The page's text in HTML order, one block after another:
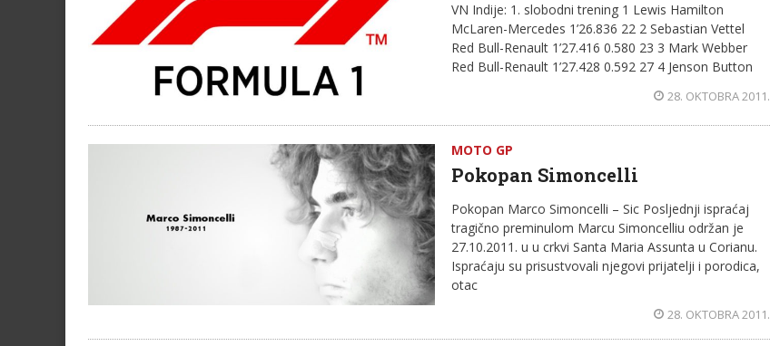
VN Indije: 1. slobodni trening 1 Lewis Hamilton
McLaren-Mercedes 1’26.836 22 2 Sebastian Vettel
Red Bull-Renault 1’27.416 0.580 23 3 Mark Webber
Red Bull-Renault 1’27.428 0.592 27 4 Jenson Button
28. OKTOBRA 2011.
MOTO GP
Pokopan Simoncelli
Pokopan Marco Simoncelli – Sic Posljednji ispraćaj
tragično preminulom Marcu Simoncelliu održan je
27.10.2011. u u crkvi Santa Maria Assunta u Corianu.
Ispraćaju su prisustvovali njegovi prijatelji i porodica,
otac
28. OKTOBRA 2011.